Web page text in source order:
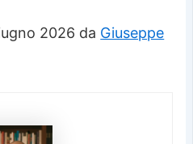
2026 da Giuseppe